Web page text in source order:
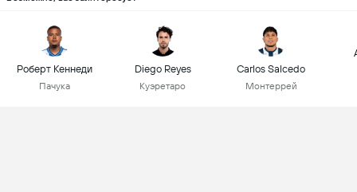
Роберт Кеннеди
Пачука
Diego Reyes
Куэретаро
Carlos Salcedo
Монтеррей